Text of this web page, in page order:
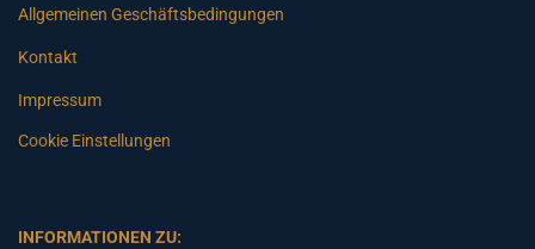
Allgemeinen Geschäftsbedingungen
Kontakt
Impressum
Cookie Einstellungen
INFORMATIONEN ZU: